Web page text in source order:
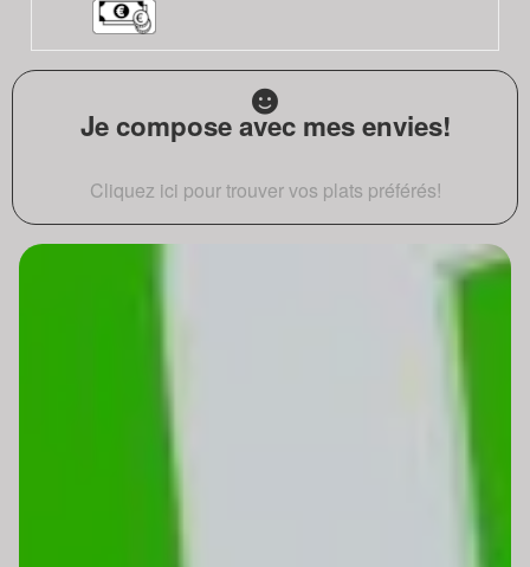
Je compose avec mes envies!
Cliquez ici pour trouver vos plats préférés!